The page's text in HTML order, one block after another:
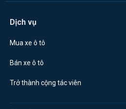
Dịch vụ
Mua xe ô tô
Bán xe ô tô
Trở thành cộng tác viên